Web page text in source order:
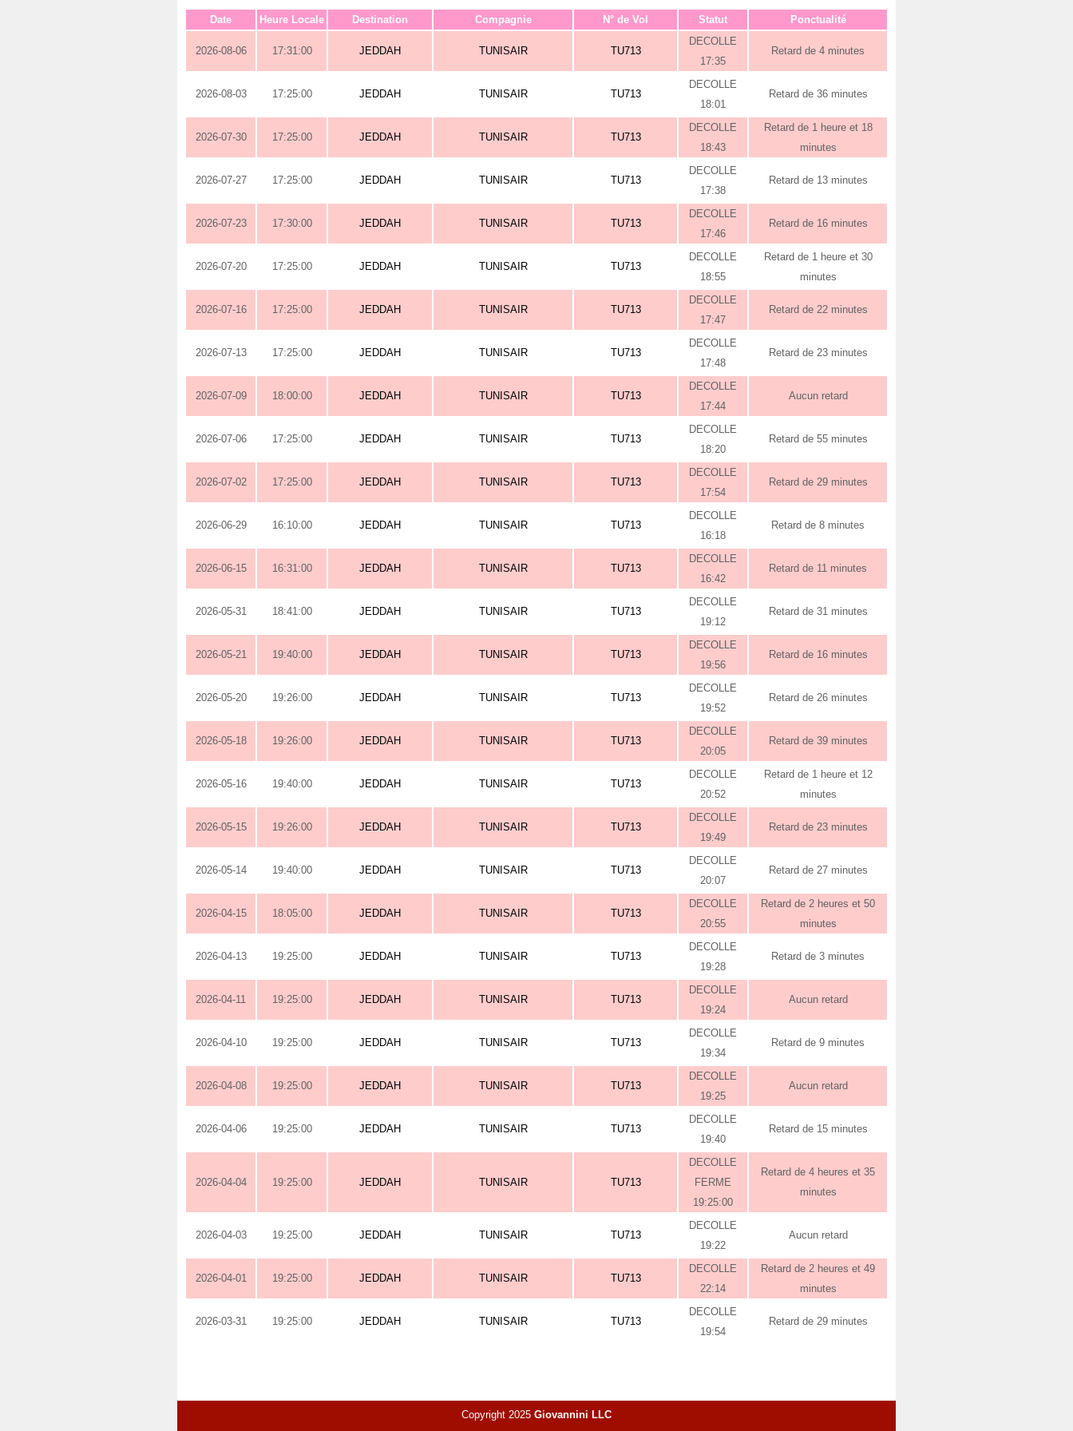
Date Heure Locale Destination Compagnie N° de Vol Statut Ponctualité
2026-08-06 17:31:00 JEDDAH TUNISAIR TU713
DECOLLE
17:35
Retard de 4 minutes
2026-08-03 17:25:00 JEDDAH TUNISAIR TU713
DECOLLE
18:01
Retard de 36 minutes
2026-07-30 17:25:00 JEDDAH TUNISAIR TU713
DECOLLE
18:43
Retard de 1 heure et 18
minutes
2026-07-27 17:25:00 JEDDAH TUNISAIR TU713
DECOLLE
17:38
Retard de 13 minutes
2026-07-23 17:30:00 JEDDAH TUNISAIR TU713
DECOLLE
17:46
Retard de 16 minutes
2026-07-20 17:25:00 JEDDAH TUNISAIR TU713
DECOLLE
18:55
Retard de 1 heure et 30
minutes
2026-07-16 17:25:00 JEDDAH TUNISAIR TU713
DECOLLE
17:47
Retard de 22 minutes
2026-07-13 17:25:00 JEDDAH TUNISAIR TU713
DECOLLE
17:48
Retard de 23 minutes
2026-07-09 18:00:00 JEDDAH TUNISAIR TU713
DECOLLE
17:44
Aucun retard
2026-07-06 17:25:00 JEDDAH TUNISAIR TU713
DECOLLE
18:20
Retard de 55 minutes
2026-07-02 17:25:00 JEDDAH TUNISAIR TU713
DECOLLE
17:54
Retard de 29 minutes
2026-06-29 16:10:00 JEDDAH TUNISAIR TU713
DECOLLE
16:18
Retard de 8 minutes
2026-06-15 16:31:00 JEDDAH TUNISAIR TU713
DECOLLE
16:42
Retard de 11 minutes
2026-05-31 18:41:00 JEDDAH TUNISAIR TU713
DECOLLE
19:12
Retard de 31 minutes
2026-05-21 19:40:00 JEDDAH TUNISAIR TU713
DECOLLE
19:56
Retard de 16 minutes
2026-05-20 19:26:00 JEDDAH TUNISAIR TU713
DECOLLE
19:52
Retard de 26 minutes
2026-05-18 19:26:00 JEDDAH TUNISAIR TU713
DECOLLE
20:05
Retard de 39 minutes
2026-05-16 19:40:00 JEDDAH TUNISAIR TU713
DECOLLE
20:52
Retard de 1 heure et 12
minutes
2026-05-15 19:26:00 JEDDAH TUNISAIR TU713
DECOLLE
19:49
Retard de 23 minutes
2026-05-14 19:40:00 JEDDAH TUNISAIR TU713
DECOLLE
20:07
Retard de 27 minutes
2026-04-15 18:05:00 JEDDAH TUNISAIR TU713
DECOLLE
20:55
Retard de 2 heures et 50
minutes
2026-04-13 19:25:00 JEDDAH TUNISAIR TU713
DECOLLE
19:28
Retard de 3 minutes
2026-04-11 19:25:00 JEDDAH TUNISAIR TU713
DECOLLE
19:24
Aucun retard
2026-04-10 19:25:00 JEDDAH TUNISAIR TU713
DECOLLE
19:34
Retard de 9 minutes
2026-04-08 19:25:00 JEDDAH TUNISAIR TU713
DECOLLE
19:25
Aucun retard
2026-04-06 19:25:00 JEDDAH TUNISAIR TU713
DECOLLE
19:40
Retard de 15 minutes
2026-04-04 19:25:00 JEDDAH TUNISAIR TU713
DECOLLE
FERME
19:25:00
Retard de 4 heures et 35
minutes
2026-04-03 19:25:00 JEDDAH TUNISAIR TU713
DECOLLE
19:22
Aucun retard
2026-04-01 19:25:00 JEDDAH TUNISAIR TU713
DECOLLE
22:14
Retard de 2 heures et 49
minutes
2026-03-31 19:25:00 JEDDAH TUNISAIR TU713
DECOLLE
19:54
Retard de 29 minutes
Copyright 2025 Giovannini LLC